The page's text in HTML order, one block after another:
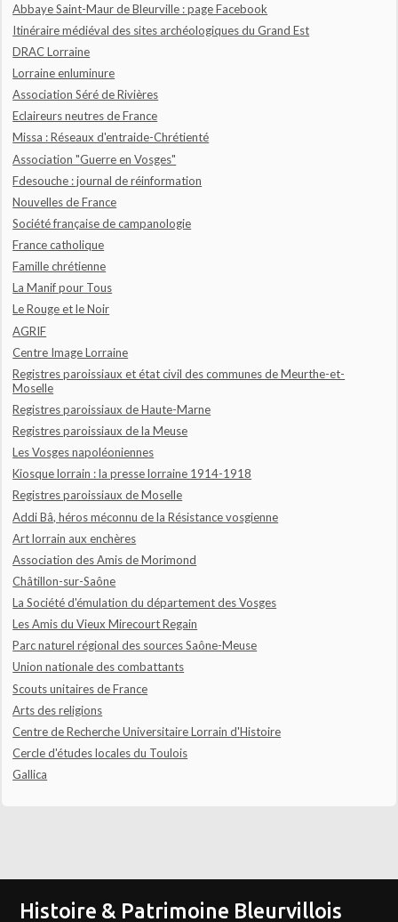
Abbaye Saint-Maur de Bleurville : page Facebook
Itinéraire médiéval des sites archéologiques du Grand Est
DRAC Lorraine
Lorraine enluminure
Association Séré de Rivières
Eclaireurs neutres de France
Missa : Réseaux d'entraide-Chrétienté
Association "Guerre en Vosges"
Fdesouche : journal de réinformation
Nouvelles de France
Société française de campanologie
France catholique
Famille chrétienne
La Manif pour Tous
Le Rouge et le Noir
AGRIF
Centre Image Lorraine
Registres paroissiaux et état civil des communes de Meurthe-et-
Moselle
Registres paroissiaux de Haute-Marne
Registres paroissiaux de la Meuse
Les Vosges napoléoniennes
Kiosque lorrain : la presse lorraine 1914-1918
Registres paroissiaux de Moselle
Addi Bâ, héros méconnu de la Résistance vosgienne
Art lorrain aux enchères
Association des Amis de Morimond
Châtillon-sur-Saône
La Société d'émulation du département des Vosges
Les Amis du Vieux Mirecourt Regain
Parc naturel régional des sources Saône-Meuse
Union nationale des combattants
Scouts unitaires de France
Arts des religions
Centre de Recherche Universitaire Lorrain d'Histoire
Cercle d'études locales du Toulois
Gallica
Histoire & Patrimoine Bleurvillois